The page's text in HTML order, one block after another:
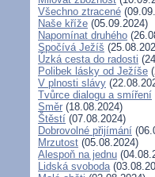
Všechno ztracené
Naše kříže (05.09.2024)
Napomínat druhého
Spočívá Ježíš
Úzká cesta do radosti
Polibek lásky od Ježíše
V plnosti slávy
Tvůrce dialogu a smíření
Směr (18.08.2024)
Štěstí (07.08.2024)
Dobrovolné přijímání
Mrzutost (05.08.2024)
Alespoň na jednu
Lidská svoboda